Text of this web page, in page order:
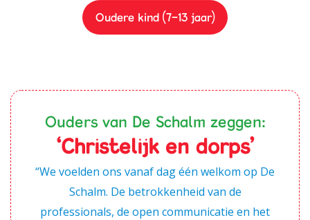
Oudere kind (7-13 jaar)
Ouders van De Schalm zeggen:
‘Christelijk en dorps'
“We voelden ons vanaf dag één welkom op De
Schalm. De betrokkenheid van de
professionals, de open communicatie en het